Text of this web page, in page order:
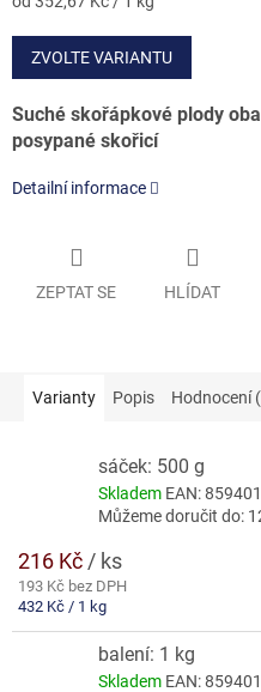
ZVOLTE VARIANTU
Suché skořápkové plody
posypané skořicí
Detailní informace
ZEPTAT SE HLÍDAT
Varianty Popis Hodnocení
sáček: 500 g
Skladem EAN:
Můžeme doručit do:
216 Kč / ks
193 Kč bez DPH
Měrná
432 Kč / 1 kg
balení: 1 kg
Skladem EAN: